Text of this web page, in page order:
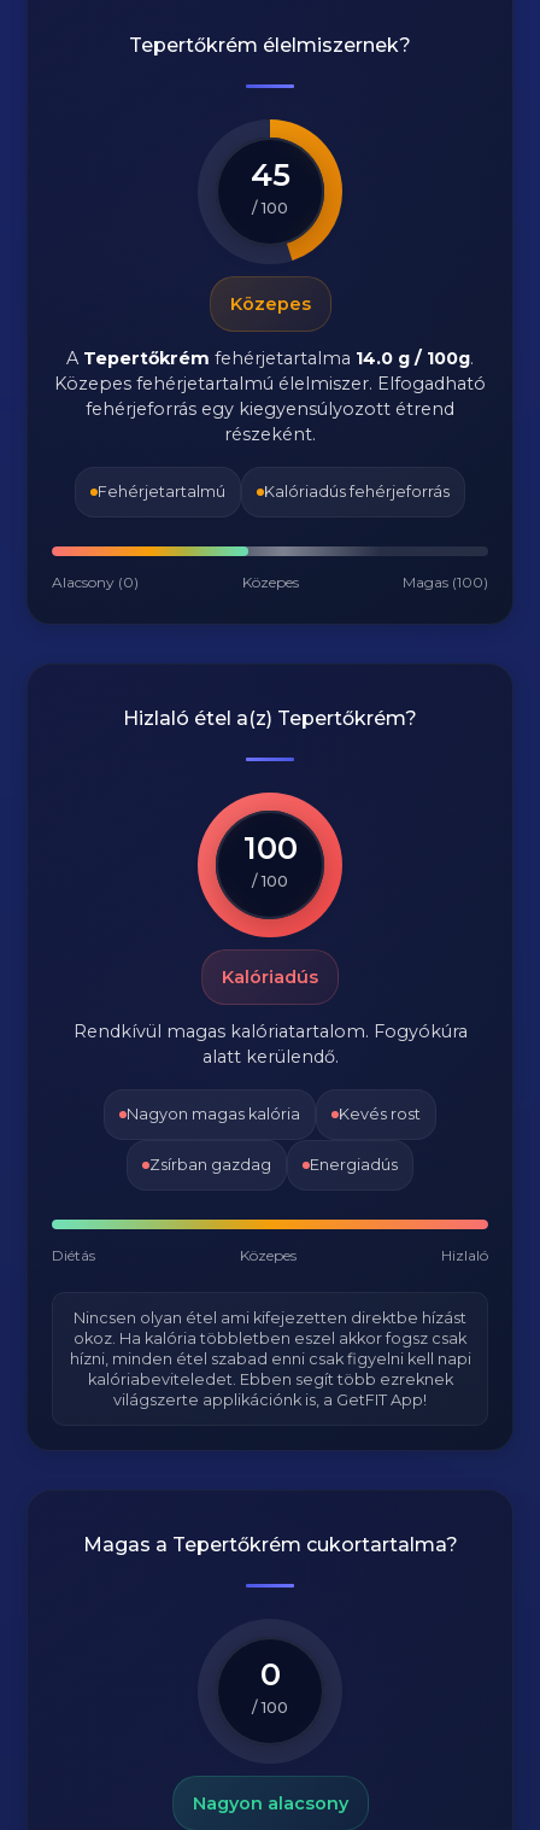
Tepertőkrém élelmiszernek?
45
/ 100
Közepes
A Tepertőkrém fehérjetartalma 14.0 g / 100g.
Közepes fehérjetartalmú élelmiszer. Elfogadható
fehérjeforrás egy kiegyensúlyozott étrend
részeként.
Fehérjetartalmú Kalóriadús fehérjeforrás
Alacsony (0) Közepes Magas (100)
Hizlaló étel a(z) Tepertőkrém?
100
/ 100
Kalóriadús
Rendkívül magas kalóriatartalom. Fogyókúra
alatt kerülendő.
Nagyon magas kalória Kevés rost
Zsírban gazdag Energiadús
Diétás Közepes Hizlaló
Nincsen olyan étel ami kifejezetten direktbe hízást
okoz. Ha kalória többletben eszel akkor fogsz csak
hízni, minden étel szabad enni csak figyelni kell napi
kalóriabeviteledet. Ebben segít több ezreknek
világszerte applikációnk is, a GetFIT App!
Magas a Tepertőkrém cukortartalma?
0
/ 100
Nagyon alacsony